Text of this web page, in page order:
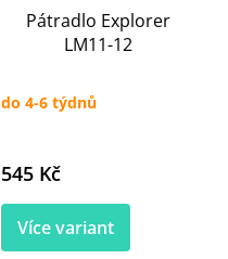
Pátradlo Explorer
LM11-12
do 4-6 týdnů
545 Kč
Více variant